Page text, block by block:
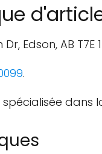
Dr, Edson, AB
.
dans